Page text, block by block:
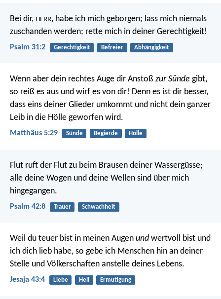
Bei dir, HERR, habe ich mich geborgen; lass mich niemals
zuschanden werden; rette mich in deiner Gerechtigkeit!
Psalm 31:2 Gerechtigkeit Befreier Abhängigkeit
Wenn aber dein rechtes Auge dir Anstoß zur Sünde gibt,
so reiß es aus und wirf es von dir! Denn es ist dir besser,
dass eins deiner Glieder umkommt und nicht dein ganzer
Leib in die Hölle geworfen wird.
Matthäus 5:29 Sünde Begierde Hölle
Flut ruft der Flut zu beim Brausen deiner Wassergüsse;
alle deine Wogen und deine Wellen sind über mich
hingegangen.
Psalm 42:8 Trauer Schwachheit
Weil du teuer bist in meinen Augen und wertvoll bist und
ich dich lieb habe, so gebe ich Menschen hin an deiner
Stelle und Völkerschaften anstelle deines Lebens.
Jesaja 43:4 Liebe Heil Ermutigung